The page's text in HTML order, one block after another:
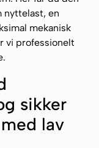
nyttelast, en
mekanisk
vi professionelt
sikker
lav